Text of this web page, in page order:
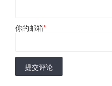
你的邮箱*
提交评论